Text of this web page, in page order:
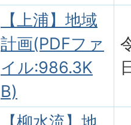
【上浦】地域
計画(PDFファ
イル:986.3K
B)